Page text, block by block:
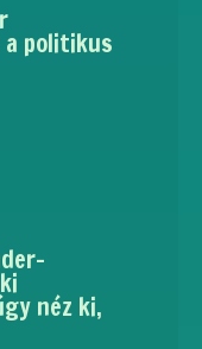
politikus
néz ki,